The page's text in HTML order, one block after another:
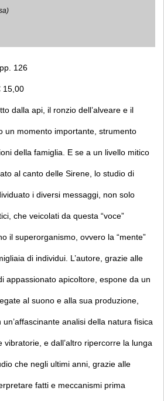
126
15,00
dalla api, il ronzio dell’alveare e il
un momento importante, strumento
della famiglia. E se a un livello mitico
al canto delle Sirene, lo studio di
i diversi messaggi, non solo
che veicolati da questa “voce”
il superorganismo, ovvero la “mente”
di individui. L’autore, grazie alle
appassionato apicoltore, espone da un
al suono e alla sua produzione,
analisi della natura fisica
e dall’altro ripercorre la lunga
che negli ultimi anni, grazie alle
fatti e meccanismi prima